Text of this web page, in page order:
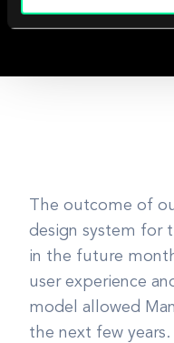
The outcome of
design system for
in the future
user experience
model allowed
the next few